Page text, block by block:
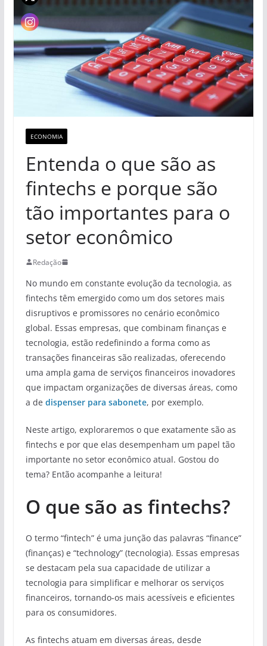
ECONOMIA
Entenda o que são as
fintechs e porque são
tão importantes para o
setor econômico
Redação
No mundo em constante evolução da tecnologia, as
fintechs têm emergido como um dos setores mais
disruptivos e promissores no cenário econômico
global. Essas empresas, que combinam finanças e
tecnologia, estão redefinindo a forma como as
transações financeiras são realizadas, oferecendo
uma ampla gama de serviços financeiros inovadores
que impactam organizações de diversas áreas, como
a de dispenser para sabonete, por exemplo.
Neste artigo, exploraremos o que exatamente são as
fintechs e por que elas desempenham um papel tão
importante no setor econômico atual. Gostou do
tema? Então acompanhe a leitura!
O que são as fintechs?
O termo “fintech” é uma junção das palavras “finance”
(finanças) e “technology” (tecnologia). Essas empresas
se destacam pela sua capacidade de utilizar a
tecnologia para simplificar e melhorar os serviços
financeiros, tornando-os mais acessíveis e eficientes
para os consumidores.
As fintechs atuam em diversas áreas, desde